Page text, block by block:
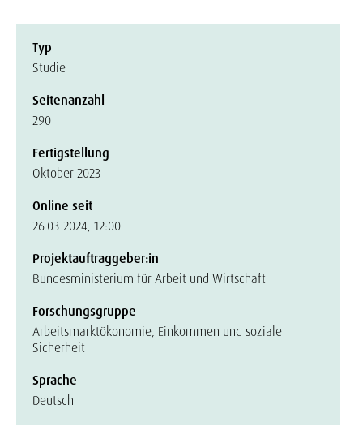
Typ
Studie
Seitenanzahl
290
Fertigstellung
Oktober 2023
Online seit
26.03.2024, 12:00
Projektauftraggeber:in
Bundesministerium für Arbeit und Wirtschaft
Forschungsgruppe
Arbeitsmarktökonomie, Einkommen und soziale
Sicherheit
Sprache
Deutsch